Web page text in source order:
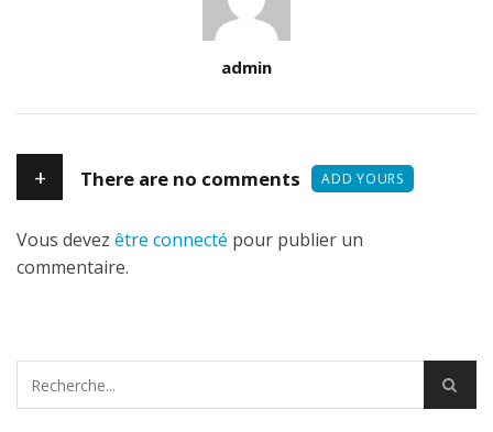
admin
+ There are no comments ADD YOURS
Vous devez être connecté pour publier un
commentaire.